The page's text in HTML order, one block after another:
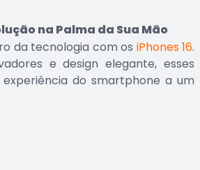
na Palma da Sua Mão
da tecnologia com os iPhones 16.
e design elegante, esses
do smartphone a um